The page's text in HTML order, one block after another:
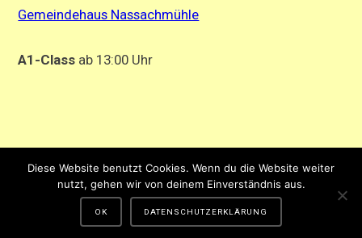
Gemeindehaus Nassachmühle
A1-Class ab 13:00 Uhr
Gestaltung und Hosting von Matthias Hehn,MyWebstage.de
Diese Website benutzt Cookies. Wenn du die Website weiter
nutzt, gehen wir von deinem Einverständnis aus.
OK DATENSCHUTZERKLÄRUNG